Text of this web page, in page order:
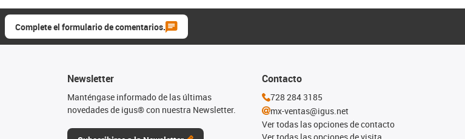
Complete el formulario de comentarios.
Newsletter
Manténgase informado de las últimas
novedades de igus® con nuestra Newsletter.
Contacto
728 284 3185
mx-ventas@igus.net
Ver todas las opciones de contacto